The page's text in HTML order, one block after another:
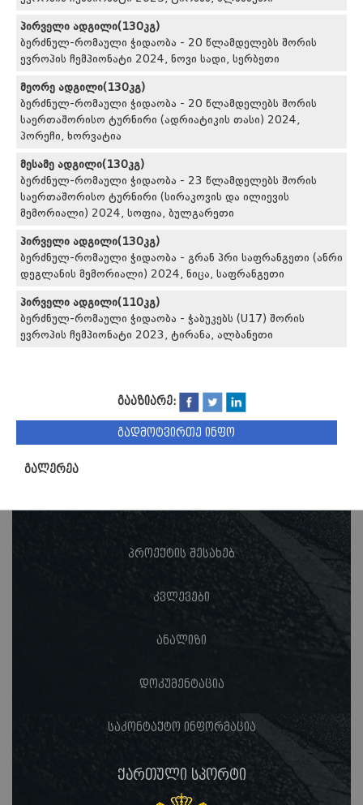
პირველი ადგილი(130კგ)
ბერძნულ-რომაული ჭიდაობა - 20 წლამდელებს შორის
ევროპის ჩემპიონატი 2024, ნოვი სადი, სერბეთი
მეორე ადგილი(130კგ)
ბერძნულ-რომაული ჭიდაობა - 20 წლამდელებს შორის
საერთაშორისო ტურნირი (ადრიატიკის თასი) 2024,
პორეჩი, ხორვატია
მესამე ადგილი(130კგ)
ბერძნულ-რომაული ჭიდაობა - 23 წლამდელებს შორის
საერთაშორისო ტურნირი (სირაკოვის და ილიევის
მემორიალი) 2024, სოფია, ბულგარეთი
პირველი ადგილი(130კგ)
ბერძნულ-რომაული ჭიდაობა - გრან პრი საფრანგეთი (ანრი
დეგლანის მემორიალი) 2024, ნიცა, საფრანგეთი
პირველი ადგილი(110კგ)
ბერძნულ-რომაული ჭიდაობა - ჭაბუკებს (U17) შორის
ევროპის ჩემპიონატი 2023, ტირანა, ალბანეთი
გააზიარე:
გადმოტვირთე ინფო
გალერეა
პროექტის შესახებ
კვლევები
ანალიზი
დოკუმენტაცია
საკონტაქტო ინფორმაცია
ქართული სპორტი